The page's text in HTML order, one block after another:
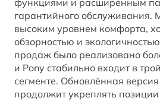
функциями и расширенным
гарантийного обслуживания.
высоким уровнем комфорта,
обзорностью и
продаж было реализовано
и Pony стабильно входит в
сегменте. Обновлённая
продолжит укреплять